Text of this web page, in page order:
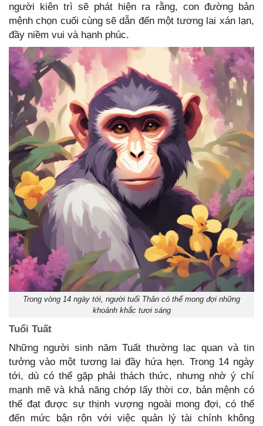
người kiên trì sẽ phát hiện ra rằng, con đường bản
mệnh chọn cuối cùng sẽ dẫn đến một tương lai xán lạn,
đầy niềm vui và hạnh phúc.
Trong vòng 14 ngày tới, người tuổi Thân có thể mong đợi những
khoảnh khắc tươi sáng
Tuổi Tuất
Những người sinh năm Tuất thường lạc quan và tin
tưởng vào một tương lai đầy hứa hẹn. Trong 14 ngày
tới, dù có thể gặp phải thách thức, nhưng nhờ ý chí
mạnh mẽ và khả năng chớp lấy thời cơ, bản mệnh có
thể đạt được sự thịnh vượng ngoài mong đợi, có thể
đến mức bận rộn với việc quản lý tài chính không